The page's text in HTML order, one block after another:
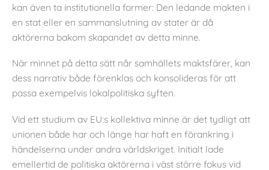
kan även ta institutionella former: Den ledande makten i
en stat eller en sammanslutning av stater är då
aktörerna bakom skapandet av detta minne.
När minnet på detta sätt når samhällets maktsfärer, kan
dess narrativ både förenklas och konsolideras för att
passa exempelvis lokalpolitiska syften.
Vid ett studium av EU:s kollektiva minne är det tydligt att
unionen både har och länge har haft en förankring i
händelserna under andra världskriget. Initialt lade
emellertid de politiska aktörerna i väst större fokus vid